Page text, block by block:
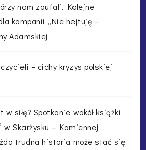
nam zaufali. Kolejne
kampanii „Nie hejtuję –
Adamskiej
– cichy kryzys polskiej
siłę? Spotkanie wokół książki
Skarżysku – Kamiennej
trudna historia może stać się